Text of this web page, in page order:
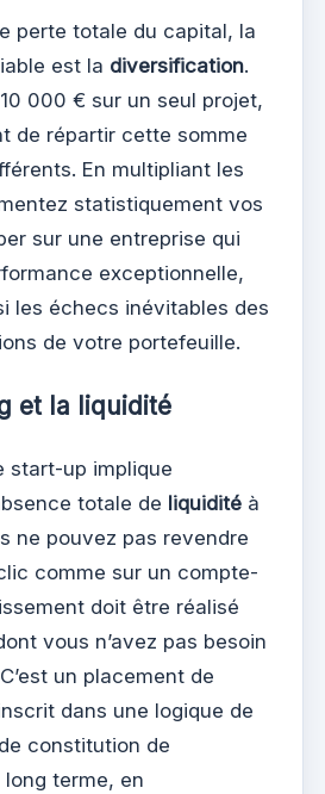
perte totale du capital, la
est la diversification.
000 € sur un seul projet,
de répartir cette somme
En multipliant les
statistiquement vos
sur une entreprise qui
exceptionnelle,
les échecs inévitables des
de votre portefeuille.
et la liquidité
start-up implique
totale de liquidité à
ne pouvez pas revendre
comme sur un compte-
doit être réalisé
vous n’avez pas besoin
un placement de
dans une logique de
constitution de
terme, en